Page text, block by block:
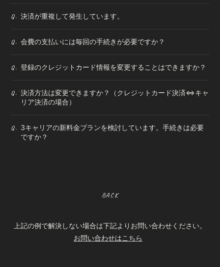
Q. 決済が重複して発生しています。
Q. 会費の支払いには毎回の手続きが必要ですか？
Q. 登録のクレジットカード情報を変更することはできますか？
Q. 決済方法は変更できますか？（クレジットカード決済⇔キャ
リア決済の場合）
Q. 3キャリアの新料金プランを検討しています。手続きは必要
ですか？
BACK
上記の例で解決しない場合は下記よりお問い合わせください。
お問い合わせはこちら